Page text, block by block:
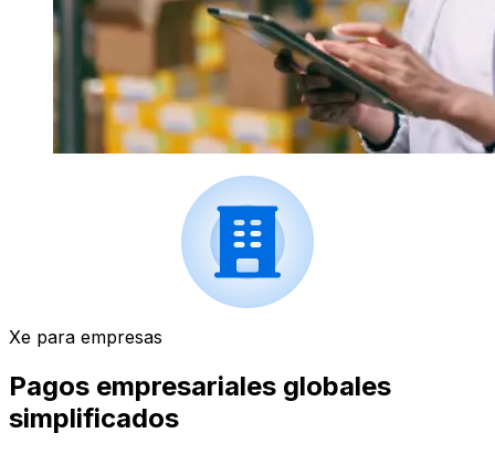
Xe para empresas
Pagos empresariales globales
simplificados